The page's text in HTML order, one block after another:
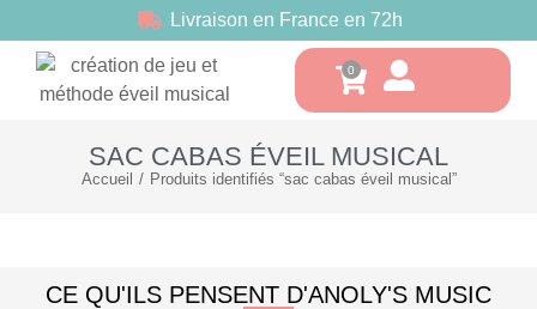
Livraison en France en 72h
SAC CABAS ÉVEIL MUSICAL
Vous êtes ici :
Accueil Produits identifiés “sac cabas éveil musical”
CE QU'ILS PENSENT D'ANOLY'S MUSIC